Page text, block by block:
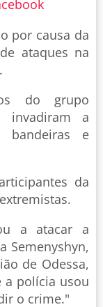
por causa da
ataques na
do grupo
invadiram a
bandeiras e
da
a atacar a
Semenyshyn,
de Odessa,
a polícia usou
o crime."